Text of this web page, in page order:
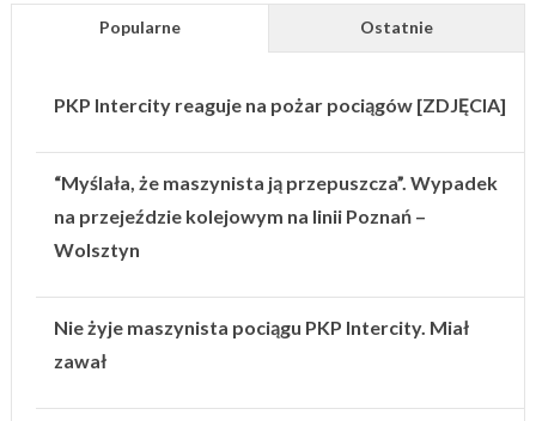
Popularne Ostatnie
PKP Intercity reaguje na pożar pociągów [ZDJĘCIA]
“Myślała, że maszynista ją przepuszcza”. Wypadek
na przejeździe kolejowym na linii Poznań –
Wolsztyn
Nie żyje maszynista pociągu PKP Intercity. Miał
zawał